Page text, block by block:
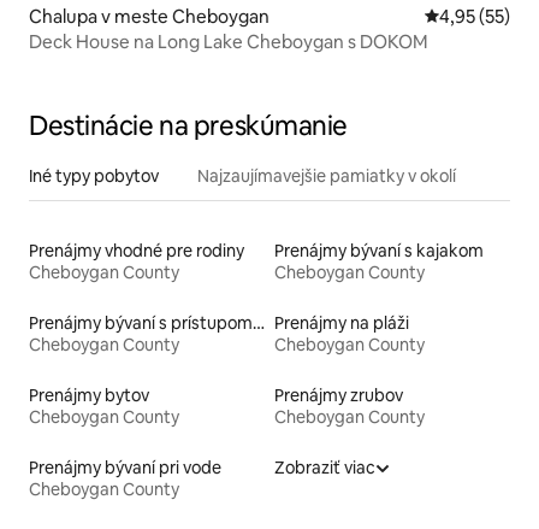
Chalupa v meste Cheboygan Priemerné
4,95 (55)
Deck House na Long Lake Cheboygan s DOKOM
Destinácie na preskúmanie
Iné typy pobytov Najzaujímavejšie pamiatky v okolí
Prenájmy vhodné pre rodiny
Cheboygan County
Prenájmy bývaní s kajakom
Cheboygan County
Prenájmy bývaní s prístupom k jazeru
Cheboygan County
Prenájmy na pláži
Cheboygan County
Prenájmy bytov
Cheboygan County
Prenájmy zrubov
Cheboygan County
Prenájmy bývaní pri vode
Cheboygan County
Zobraziť viac